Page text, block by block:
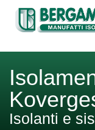
Isolanti e